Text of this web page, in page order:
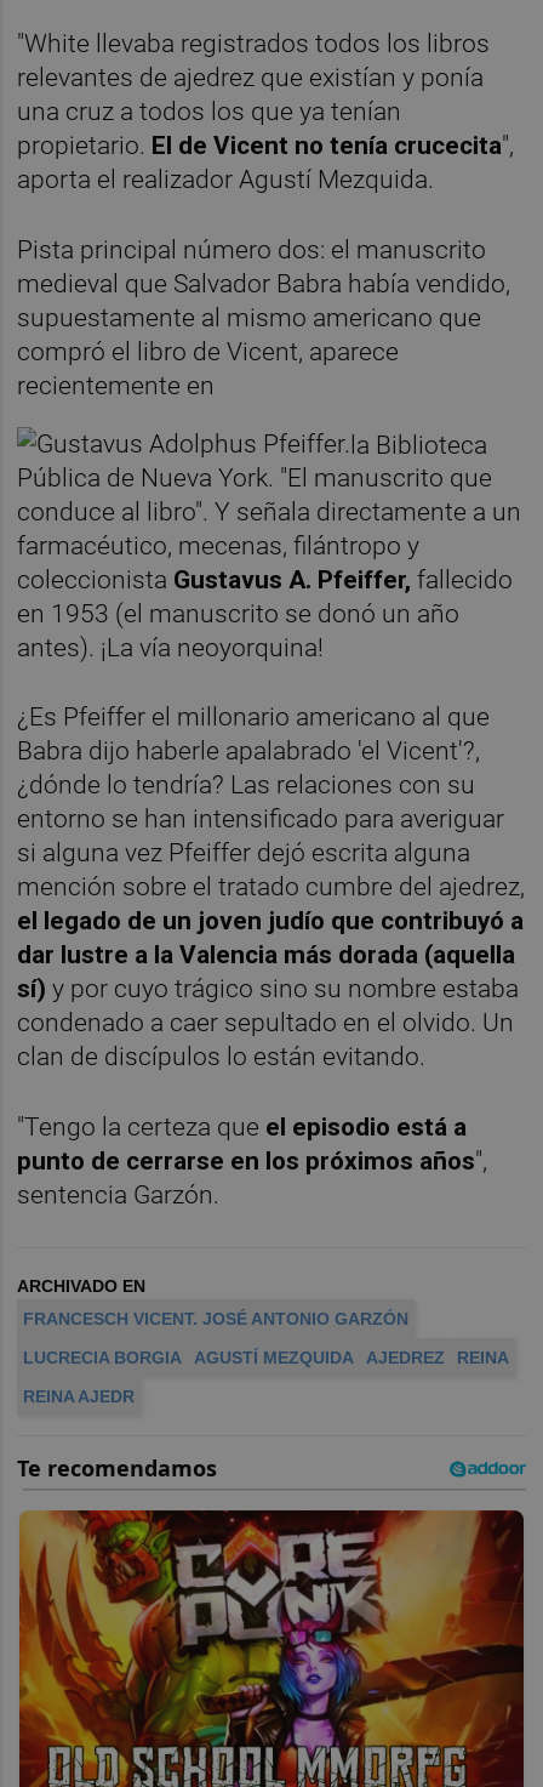
"White llevaba registrados todos los libros
relevantes de ajedrez que existían y ponía
una cruz a todos los que ya tenían
propietario. El de Vicent no tenía crucecita",
aporta el realizador Agustí Mezquida.
Pista principal número dos: el manuscrito
medieval que Salvador Babra había vendido,
supuestamente al mismo americano que
compró el libro de Vicent, aparece
recientemente en
la Biblioteca
Pública de Nueva York. "El manuscrito que
conduce al libro". Y señala directamente a un
farmacéutico, mecenas, filántropo y
coleccionista Gustavus A. Pfeiffer, fallecido
en 1953 (el manuscrito se donó un año
antes). ¡La vía neoyorquina!
¿Es Pfeiffer el millonario americano al que
Babra dijo haberle apalabrado 'el Vicent'?,
¿dónde lo tendría? Las relaciones con su
entorno se han intensificado para averiguar
si alguna vez Pfeiffer dejó escrita alguna
mención sobre el tratado cumbre del ajedrez,
el legado de un joven judío que contribuyó a
dar lustre a la Valencia más dorada (aquella
sí)y por cuyo trágico sino su nombre estaba
condenado a caer sepultado en el olvido. Un
clan de discípulos lo están evitando.
"Tengo la certeza que el episodio está a
punto de cerrarse en los próximos años",
sentencia Garzón.
ARCHIVADO EN
FRANCESCH VICENT. JOSÉ ANTONIO GARZÓN
LUCRECIA BORGIA
AGUSTÍ MEZQUIDA AJEDREZ
REINA
REINA AJEDR